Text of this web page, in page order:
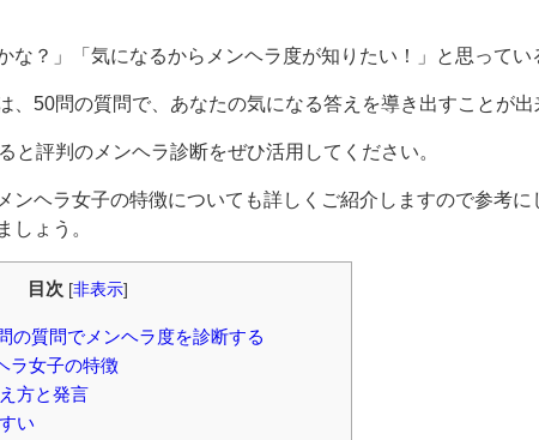
な？」「気になるからメンヘラ度が知りたい！」と思ってい
、50問の質問で、あなたの気になる答えを導き出すことが出
と評判のメンヘラ診断をぜひ活用してください。
ンヘラ女子の特徴についても詳しくご紹介しますので参考に
しょう。
目次 [非表示]
の質問でメンヘラ度を診断する
ラ女子の特徴
方と発言
い